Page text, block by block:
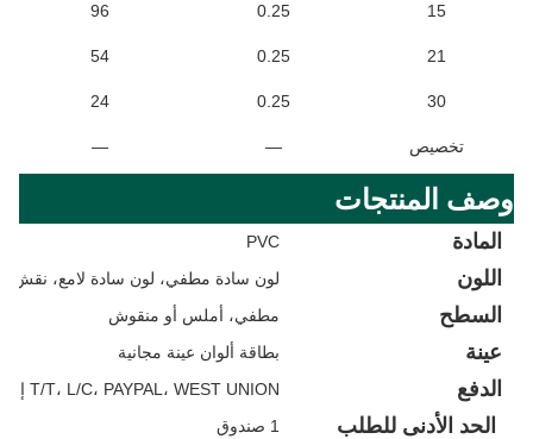
15
0.25
96
21
0.25
54
30
0.25
24
تخصيص —
—
وصف المنتجات
المادة PVC
اللون لون سادة مطفي، لون سادة لامع، نقش
السطح مطفي، أملس أو منقوش
عينة بطاقة ألوان عينة مجانية
الدفع T/T، L/C، PAYPAL، WEST UNION إلخ.
الحد الأدنى للطلب 1 صندوق